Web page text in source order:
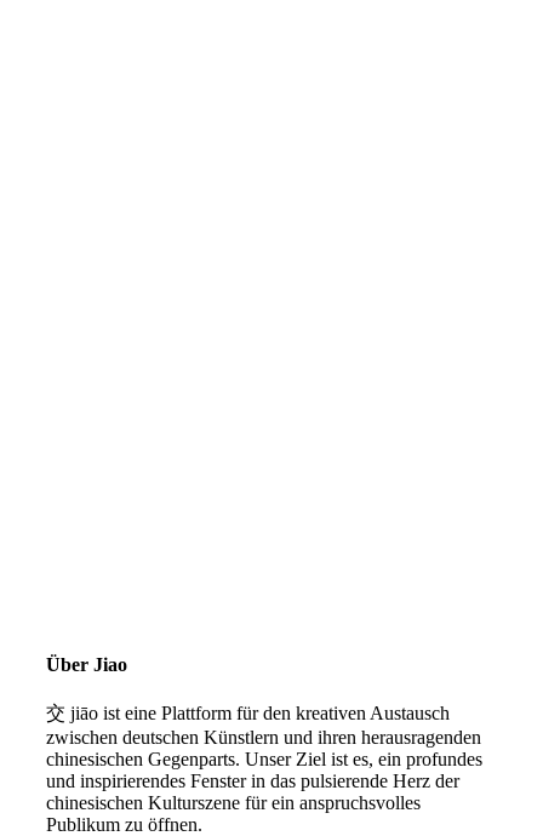
Über Jiao
交 jiāo ist eine Plattform für den kreativen Austausch
zwischen deutschen Künstlern und ihren herausragenden
chinesischen Gegenparts. Unser Ziel ist es, ein profundes
und inspirierendes Fenster in das pulsierende Herz der
chinesischen Kulturszene für ein anspruchsvolles
Publikum zu öffnen.